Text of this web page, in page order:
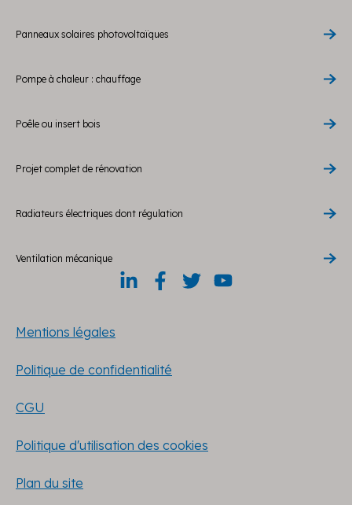
Panneaux solaires photovoltaïques
Pompe à chaleur : chauffage
Poêle ou insert bois
Projet complet de rénovation
Radiateurs électriques dont régulation
Ventilation mécanique
Mentions légales
Politique de confidentialité
CGU
Politique d'utilisation des cookies
Plan du site